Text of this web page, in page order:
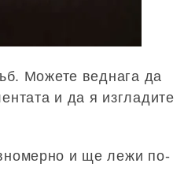
Можете веднага да
и да я изгладите
и ще лежи по-